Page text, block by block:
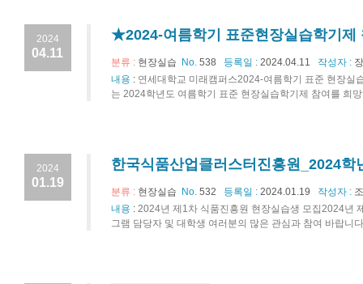
2024
04.11
★2024-여름학기 표준현장실습학기
분류 : 현장실습 No. 538 등록일 : 2024.04.11 작성자 :
내용 : 연세대학교 미래캠퍼스2024-여름학기 표준 현장실
는 2024학년도 여름학기 표준 현장실습학기제 참여를 희
2024
01.19
한국식품산업클러스터진흥원_2024
분류 : 현장실습 No. 532 등록일 : 2024.01.19 작성자 :
내용 : 2024년 제1차 식품진흥원 현장실습생 모집2024년
그램 담당자 및 대학생 여러분의 많은 관심과 참여 바랍니